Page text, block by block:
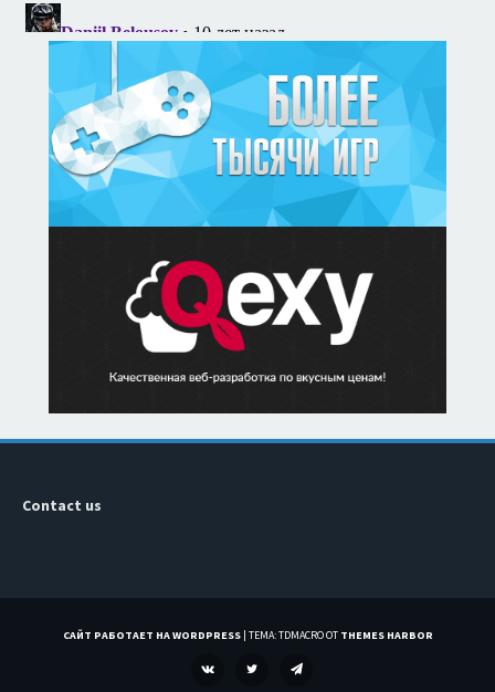
Contact us
САЙТ РАБОТАЕТ НА WORDPRESS | ТЕМА: TDMACRO ОТ THEMES HARBOR
TWITTER